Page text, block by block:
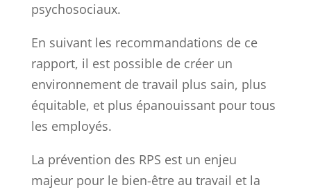
psychosociaux.
En suivant les recommandations de ce
rapport, il est possible de créer un
environnement de travail plus sain, plus
équitable, et plus épanouissant pour tous
les employés.
La prévention des RPS est un enjeu
majeur pour le bien-être au travail et la